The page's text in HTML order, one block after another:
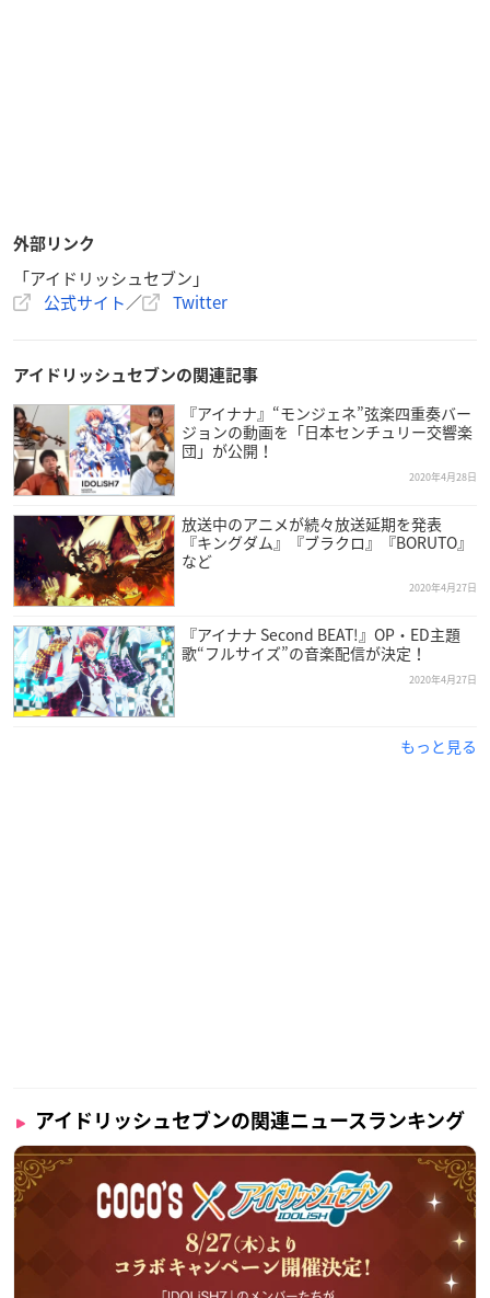
外部リンク
「アイドリッシュセブン」
公式サイト／ Twitter
アイドリッシュセブンの関連記事
『アイナナ』“モンジェネ”弦楽四重奏バー
ジョンの動画を「日本センチュリー交響楽
団」が公開！
2020年4月28日
放送中のアニメが続々放送延期を発表
『キングダム』『ブラクロ』『BORUTO』
など
2020年4月27日
『アイナナ Second BEAT!』OP・ED主題
歌“フルサイズ”の音楽配信が決定！
2020年4月27日
もっと見る
アイドリッシュセブンの関連ニュースランキング